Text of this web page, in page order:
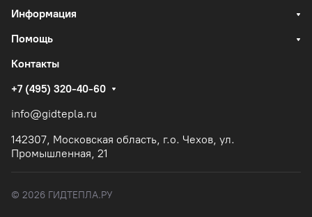
Информация
Помощь
Контакты
+7 (495) 320-40-60
info@gidtepla.ru
142307, Московская область, г.о. Чехов, ул.
Промышленная, 21
© 2026 ГИДТЕПЛА.РУ